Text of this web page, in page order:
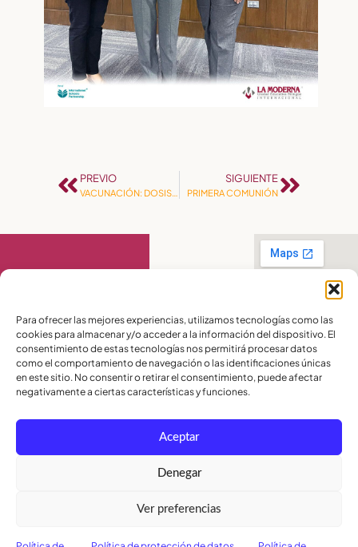
Para ofrecer las mejores experiencias, utilizamos tecnologías como las
cookies para almacenar y/o acceder a la información del dispositivo. El
consentimiento de estas tecnologías nos permitirá procesar datos
como el comportamiento de navegación o las identificaciones únicas
en este sitio. No consentir o retirar el consentimiento, puede afectar
negativamente a ciertas características y funciones.
Aceptar
Denegar
Ver preferencias
PREVIO
VACUNACIÓN: DOSIS DE REFUERZO
SIGUIENTE
PRIMERA COMUNIÓN
Contáctanos
PBX:(04) 372 5220
Celular:099 016
2715
Celular:098 580
2370
admisiones@lamoderna.edu.ec
Km 2,5 Vía a
Samborondón.